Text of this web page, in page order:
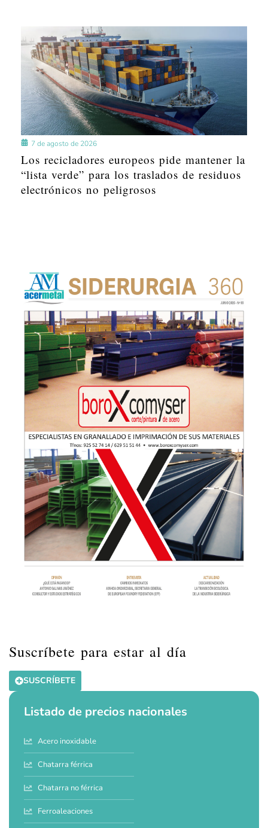
7 de agosto de 2026
Los recicladores europeos pide mantener la
“lista verde” para los traslados de residuos
electrónicos no peligrosos
Suscríbete para estar al día
SUSCRÍBETE
Listado de precios nacionales
Acero inoxidable
Chatarra férrica
Chatarra no férrica
Ferroaleaciones